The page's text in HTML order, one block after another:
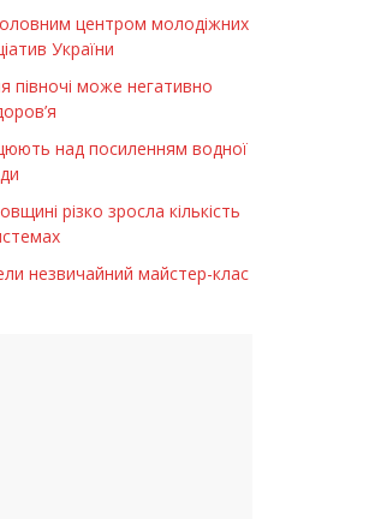
центром молодіжних
України
півночі може негативно
над посиленням водної
різко зросла кількість
незвичайний майстер-клас